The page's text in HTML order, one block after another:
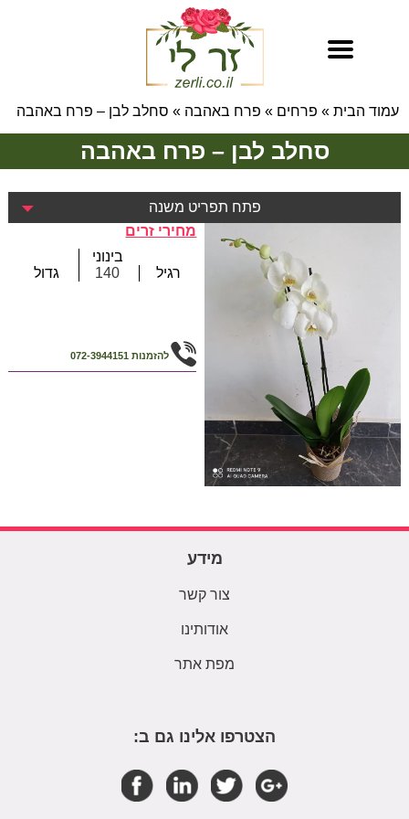
עמוד הבית » פרחים » פרח באהבה » סחלב לבן – פרח באהבה
סחלב לבן – פרח באהבה
פתח תפריט משנה
מחירי זרים
רגיל
בינוני
140
גדול
להזמנות 072-3944151
מידע
צור קשר
אודותינו
מפת אתר
הצטרפו אלינו גם ב: